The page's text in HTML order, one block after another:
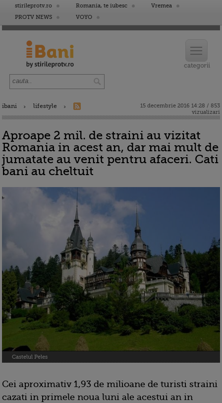
stirileprotv.ro Romania, te iubesc
Vremea
PROTV NEWS
VOYO
ibani lifestyle
15 decembrie 2016 14:28 / 853
vizualizari
Aproape 2 mil. de straini au vizitat
Romania in acest an, dar mai mult de
jumatate au venit pentru afaceri. Cati
bani au cheltuit
Castelul Peles
Cei aproximativ 1,93 de milioane de turisti straini
cazati in primele noua luni ale acestui an in